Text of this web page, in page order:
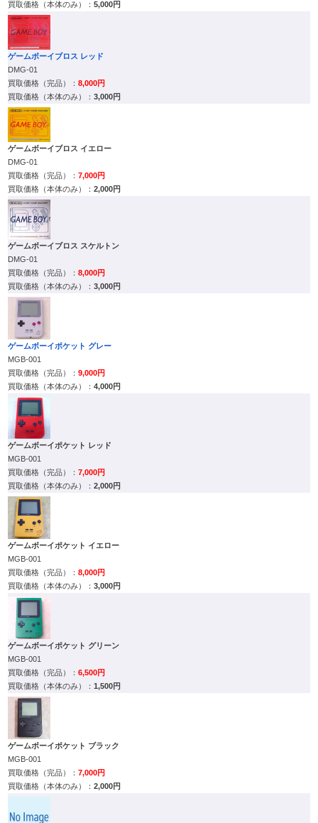
5,000円
ゲームボーイブロス レッド
DMG-01
8,000円
3,000円
ゲームボーイブロス イエロー
DMG-01
7,000円
2,000円
ゲームボーイブロス スケルトン
DMG-01
8,000円
3,000円
ゲームボーイポケット グレー
MGB-001
9,000円
4,000円
ゲームボーイポケット レッド
MGB-001
7,000円
2,000円
ゲームボーイポケット イエロー
MGB-001
8,000円
3,000円
ゲームボーイポケット グリーン
MGB-001
6,500円
1,500円
ゲームボーイポケット ブラック
MGB-001
7,000円
2,000円